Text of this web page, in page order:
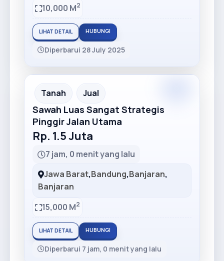
10,000 M2
LIHAT DETAIL HUBUNGI
Diperbarui 28 July 2025
Recommended
Tanah Jual
Sawah Luas Sangat Strategis
Pinggir Jalan Utama
Rp. 1.5 Juta
7 jam, 0 menit yang lalu
Jawa Barat,Bandung,Banjaran,
Banjaran
15,000 M2
LIHAT DETAIL HUBUNGI
Diperbarui 7 jam, 0 menit yang lalu